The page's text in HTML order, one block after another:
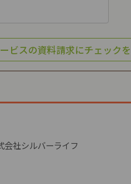
会社シルバーライフ